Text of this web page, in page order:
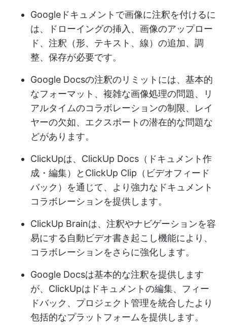
Googleドキュメントで画像に注釈を付けるに
は、ドローイングの挿入、画像のアップロー
ド、注釈（形、テキスト、線）の追加、調
整、保存が必要です。
Google Docsの注釈のリミットには、基本的
なフォーマット、複雑な画像処理の問題、リ
アルタイムのコラボレーションの制限、レイ
ヤーの欠如、エクスポートの潜在的な問題な
どがあります。
ClickUpは、ClickUp Docs（ドキュメント作
成・編集）とClickUp Clip（ビデオフィード
バック）を通じて、より強力なドキュメント
コラボレーションを提供します。
ClickUp Brainは、注釈やナビゲーションを容
易にする自動ビデオ書き起こし機能により、
コラボレーションをさらに強化します。
Google Docsは基本的な注釈を提供します
が、ClickUpはドキュメントの編集、フィー
ドバック、プロジェクト管理を統合したより
包括的なプラットフォームを提供します。